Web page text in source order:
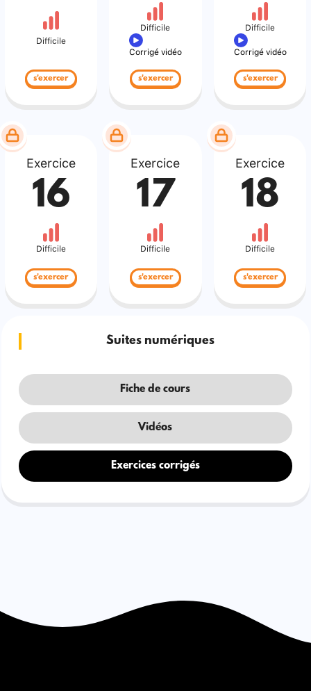
Difficile
s'exercer
Difficile
Corrigé vidéo
s'exercer
Difficile
Corrigé vidéo
s'exercer
Exercice
16
Difficile
s'exercer
Exercice
17
Difficile
s'exercer
Exercice
18
Difficile
s'exercer
Suites numériques
Fiche de cours
Vidéos
Exercices corrigés